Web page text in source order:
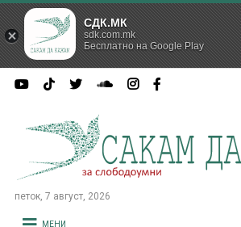
петок, 7 август, 2026
МЕНИ
СДК.МК
sdk.com.mk
Бесплатно на Google Play